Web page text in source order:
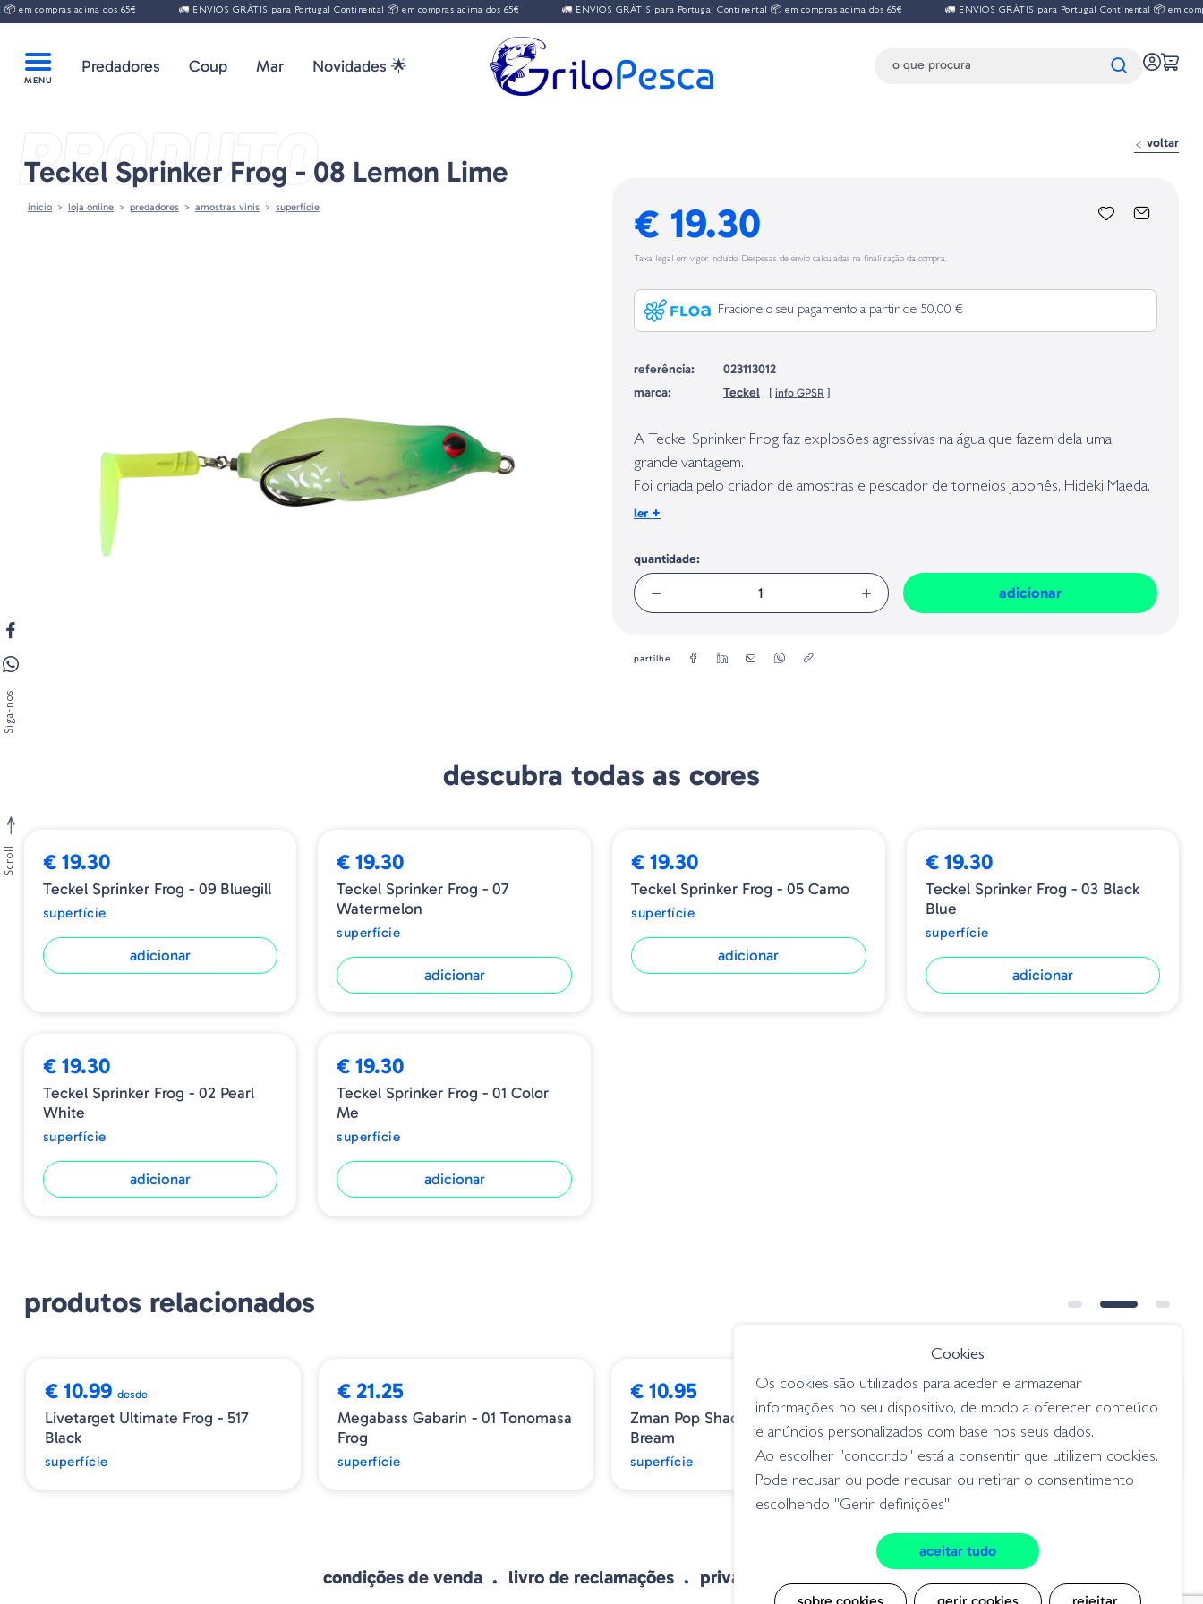
compras acima dos 65€ 🚛 ENVIOS GRÁTIS para Portugal Continental 📦 em compras acima dos 65€ 🚛 ENVIOS GRÁTIS para Portugal Continental 📦 em compras acima dos 65€ 🚛 ENVIOS GRÁTIS para Portugal Continental 📦 em
Predadores Coup Mar Novidades 🌟
PRODUTO
Teckel Sprinker Frog - 08 Lemon Lime
início loja online predadores amostras vinis superfície
voltar
€ 19.30
Taxa legal em vigor incluído. Despesas de envio calculadas na finalização da compra.
Fracione o seu pagamento a partir de 50,00 €
referência:
023113012
marca:
Teckel [ info GPSR ]
A Teckel Sprinker Frog faz explosões agressivas na água que fazem dela uma
grande vantagem.
Foi criada pelo criador de amostras e pescador de torneios japonês, Hideki Maeda.
-Peso = 5/8oz
ler +
quantidade:
adicionar
partilhe
descubra todas as cores
€ 19.30
Teckel Sprinker Frog - 09 Bluegill
superfície
adicionar
€ 19.30
Teckel Sprinker Frog - 07
Watermelon
superfície
adicionar
€ 19.30
Teckel Sprinker Frog - 05 Camo
superfície
adicionar
€ 19.30
Teckel Sprinker Frog - 03 Black
Blue
superfície
adicionar
€ 19.30
Teckel Sprinker Frog - 02 Pearl
White
superfície
adicionar
€ 19.30
Teckel Sprinker Frog - 01 Color
Me
superfície
adicionar
produtos relacionados
Frog - 517
Megabass Gabarin - 01 Tonomasa
Zman Pop ShadZ - 311 Breaking
€ 9.99
Live Target Sunfish Hollow Body -
Natural Blue Pumpkinseed
superfície
Booyah Pad
Frog
superfície
Siga-nos
Scroll
condições de venda livro de reclamações privacidade
Cookies
Os cookies são utilizados para aceder e armazenar
informações no seu dispositivo, de modo a oferecer conteúdo
e anúncios personalizados com base nos seus dados.
Ao escolher "concordo" está a consentir que utilizem cookies.
Pode recusar ou pode recusar ou retirar o consentimento
escolhendo "Gerir definições".
aceitar tudo